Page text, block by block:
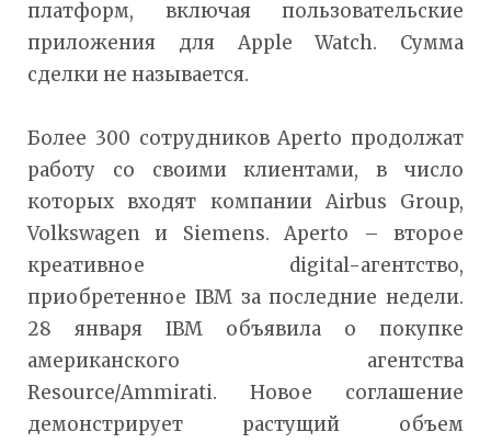
платформ, включая пользовательские
приложения для Apple Watch. Сумма
сделки не называется.
Более 300 сотрудников Aperto продолжат
работу со своими клиентами, в число
которых входят компании Airbus Group,
Volkswagen и Siemens. Aperto – второе
креативное digital-агентство,
приобретенное IBM за последние недели.
28 января IBM объявила о покупке
американского агентства
Resource/Ammirati. Новое соглашение
демонстрирует растущий объем